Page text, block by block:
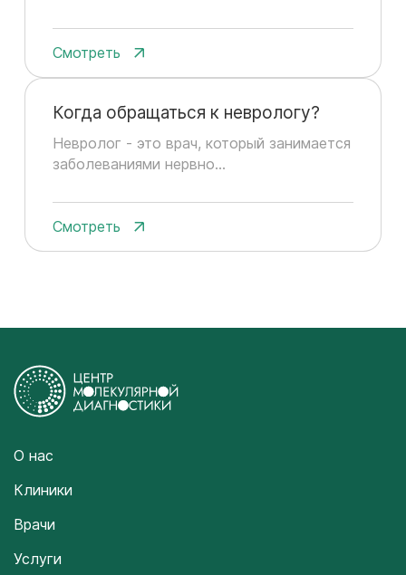
Смотреть
Когда обращаться к неврологу?
Невролог - это врач, который занимается
заболеваниями нервно...
Смотреть
О нас
Клиники
Врачи
Услуги